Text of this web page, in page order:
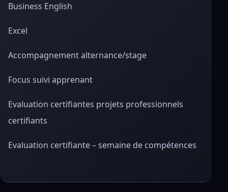
Business English
Excel
Accompagnement alternance/stage
Focus suivi apprenant
Evaluation certifiantes projets professionnels
certifiants
Evaluation certifiante – semaine de compétences